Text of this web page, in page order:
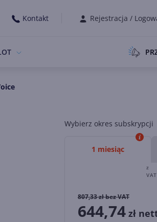
Kontakt Rejestracja /
Wybierz okres subskrypcji
1 miesiąc
807,33zł bez VAT
644,74 zł